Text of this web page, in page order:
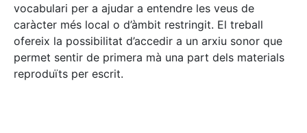
vocabulari per a ajudar a entendre les veus de
caràcter més local o d’àmbit restringit. El treball
ofereix la possibilitat d’accedir a un arxiu sonor que
permet sentir de primera mà una part dels materials
reproduïts per escrit.